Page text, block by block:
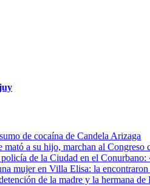
de cocaína de Candela Arizaga
mató a su hijo, marchan al Congreso
de la Ciudad en el
mujer en Villa Elisa: la
de la madre y la hermana